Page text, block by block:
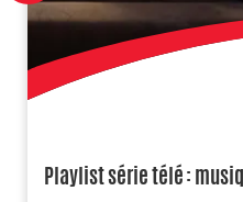
Playlist série télé :